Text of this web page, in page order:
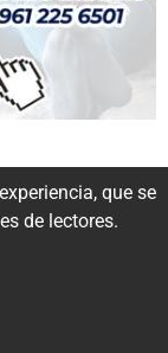
que se
de lectores.